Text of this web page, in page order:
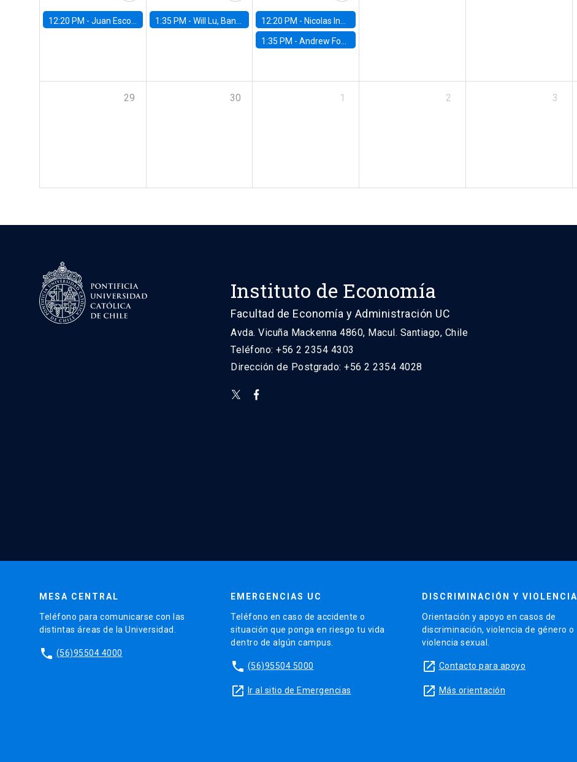
12:20 PM - Juan Escobar, Universidad de Chile 1:35 PM - Will Lu, Banco Central de Chile 12:20 PM - Nicolas Inostroza, Rotman School of Management, University of Toronto
1:35 PM -Andrew Foster, Brown University
29 30 1 2 3
Instituto de Economía
Facultad de Economía y Administración UC
Avda. Vicuña Mackenna 4860, Macul. Santiago, Chile
Teléfono: +56 2 2354 4303
Dirección de Postgrado: +56 2 2354 4028
MESA CENTRAL
Teléfono para comunicarse con las
distintas áreas de la Universidad.
phone (56)95504 4000
EMERGENCIAS UC
Teléfono en caso de accidente o
situación que ponga en riesgo tu vida
dentro de algún campus.
phone (56)95504 5000
launch Ir al sitio de Emergencias
DISCRIMINACIÓN Y VIOLENCIA
Orientación y apoyo en casos de
discriminación, violencia de género o
violencia sexual.
launch Contacto para apoyo
launch Más orientación